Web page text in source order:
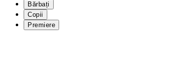
Bărbați
Copii
Premiere